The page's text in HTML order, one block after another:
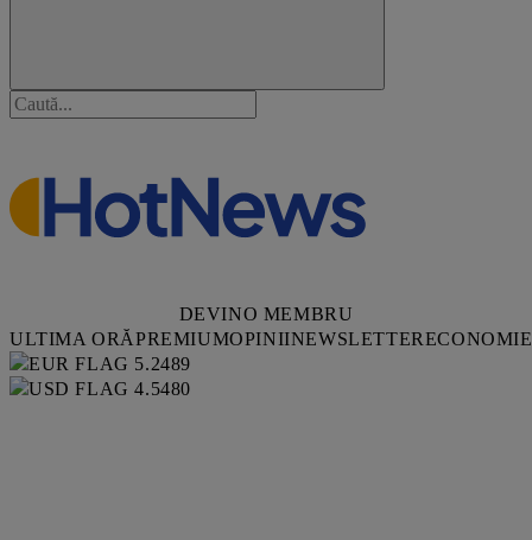
DEVINO MEMBRU
ULTIMA ORĂPREMIUMOPINIINEWSLETTERECONOMIE
5.2489
4.5480